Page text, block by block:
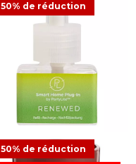
50% de réduction
AJOUTER AU PANIER
50% de réduction